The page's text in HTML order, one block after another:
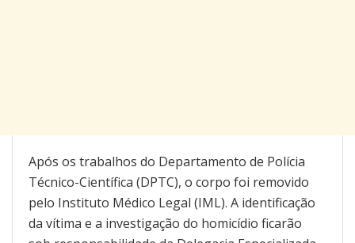
Após os trabalhos do Departamento de Polícia
Técnico-Científica (DPTC), o corpo foi removido
pelo Instituto Médico Legal (IML). A identificação
da vítima e a investigação do homicídio ficarão